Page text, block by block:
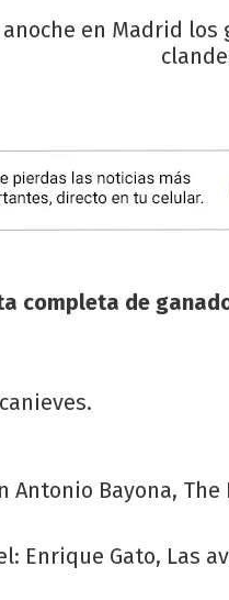
en Madrid
completa de
Antonio Bayona,
Enrique Gato, Las